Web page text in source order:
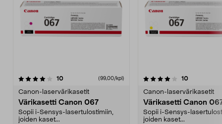
10arvostelut (99,00/kpl)
Canon-laservärikasetit
Värikasetti Canon 067
Sopii i-Sensys-lasertulostimiin,
joiden kaset...
4.0 viidestä
10arvostelut
Canon-laservärikasetit
Värikasetti Canon
Sopii i-Sensys-
joiden kaset...
4.0 viidestä